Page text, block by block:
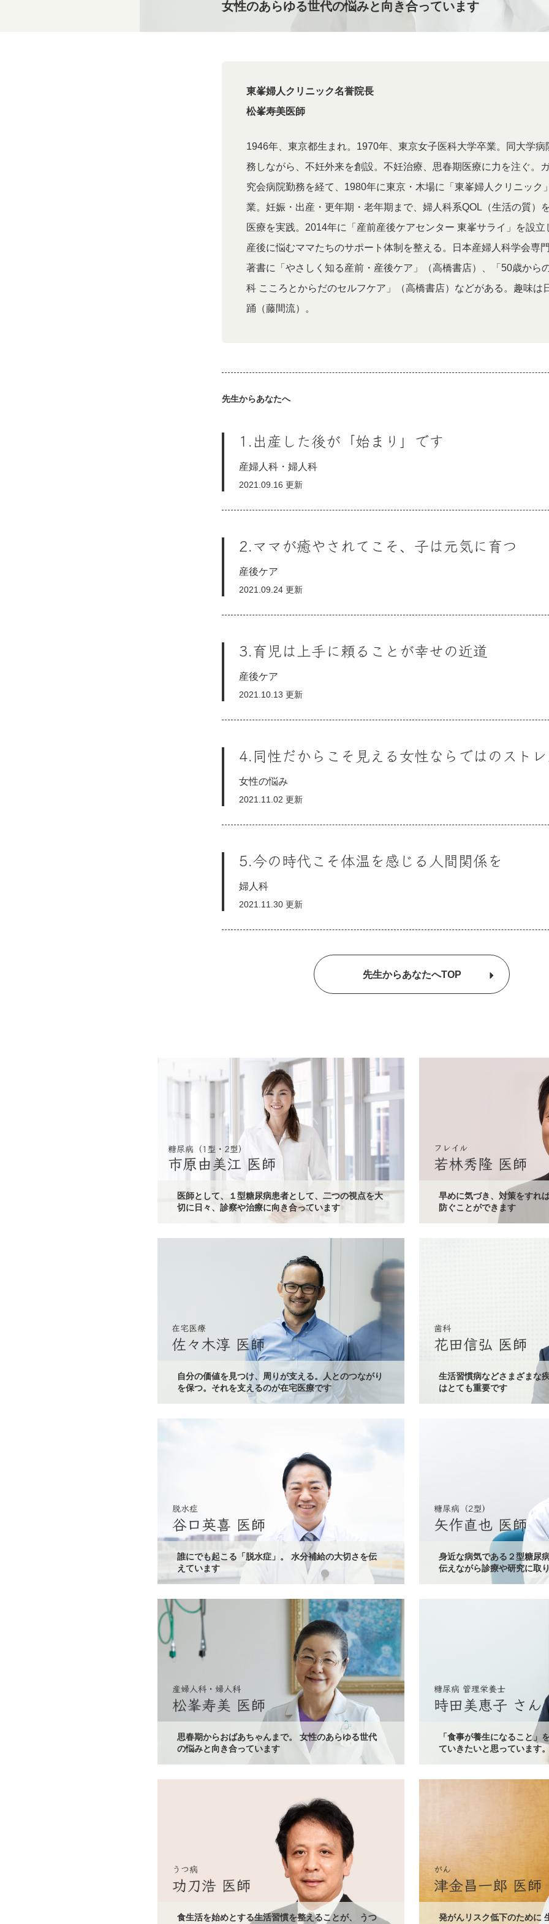
女性のあらゆる世代の悩みと向き合っています
東峯婦人クリニック名誉院長
松峯寿美医師
1946年、東京都生まれ。1970年、東京女子医科大学卒業。同大学病
務しながら、不妊外来を創設。不妊治療、思春期医療に力を注ぐ。
究会病院勤務を経て、1980年に東京・木場に「東峯婦人クリニック
業。妊娠・出産・更年期・老年期まで、婦人科系QOL（生活の質）
医療を実践。2014年に「産前産後ケアセンター 東峯サライ」を設立
産後に悩むママたちのサポート体制を整える。日本産婦人科学会専
著書に「やさしく知る産前・産後ケア」（高橋書店）、「50歳から
科 こころとからだのセルフケア」（高橋書店）などがある。趣味は
踊（藤間流）。
先生からあなたへ
1.出産した後が「始まり」です
産婦人科・婦人科
2021.09.16 更新
2.ママが癒やされてこそ、子は元気に育つ
産後ケア
2021.09.24 更新
3.育児は上手に頼ることが幸せの近道
産後ケア
2021.10.13 更新
4.同性だからこそ見える女性ならではのスト
女性の悩み
2021.11.02 更新
5.今の時代こそ体温を感じる人間関係を
婦人科
2021.11.30 更新
先生からあなたへTOP
医師として、１型糖尿病患者として、二つの視点を大
切に日々、診察や治療に向き合っています
早めに気づき、対策をすれ
防ぐことができます
自分の価値を見つけ、周りが支える。人とのつながり
を保つ。それを支えるのが在宅医療です
生活習慣病などさまざまな
はとても重要です
誰にでも起こる「脱水症」。 水分補給の大切さを伝
えています
身近な病気である２型糖尿
伝えながら診療や研究に取
思春期からおばあちゃんまで。 女性のあらゆる世代
の悩みと向き合っています
「食事が養生になること」
ていきたいと思っています
食生活を始めとする生活習慣を整えることが、 うつ 発がんリスク低下のために